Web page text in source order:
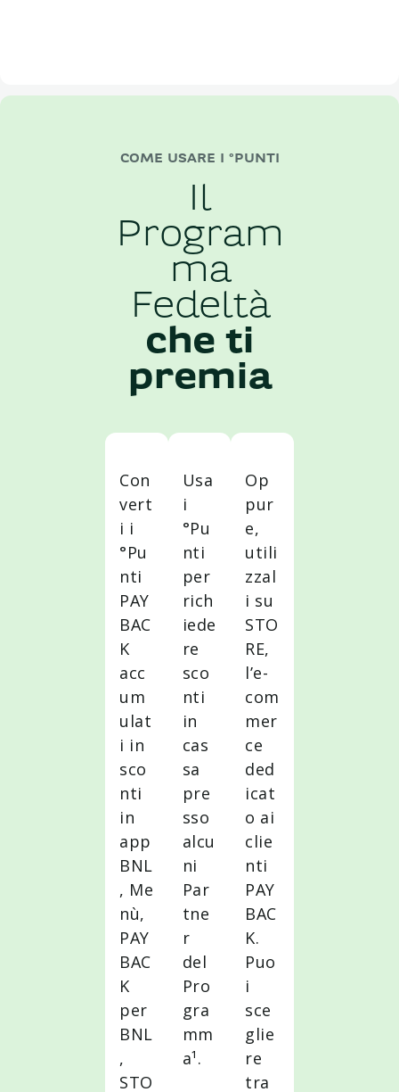
COME USARE I °PUNTI
Il
Program
ma
Fedeltà
che ti
premia
Con
vert
i i
°Pu
nti
PAY
BAC
K
acc
um
ulat
i in
sco
nti
in
app
BNL
, Me
nù,
PAY
BAC
K
per
BNL
,
STO
Usa
i
°Pu
nti
per
rich
iede
re
sco
nti
in
cas
sa
pre
sso
alcu
ni
Par
tne
r
del
Pro
gra
mm
a¹.
Op
pur
e,
utili
zzal
i su
STO
RE,
l’e-
com
mer
ce
ded
icat
o ai
clie
nti
PAY
BAC
K.
Puo
i
sce
glie
re
tra